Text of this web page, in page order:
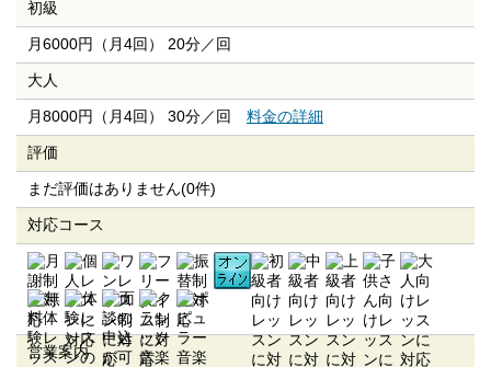
初級
月6000円（月4回） 20分／回
大人
月8000円（月4回） 30分／回 料金の詳細
評価
まだ評価はありません(0件)
対応コース
営業案内